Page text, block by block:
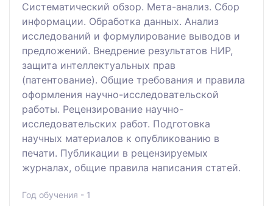
Систематический обзор. Мета-анализ. Сбор
информации. Обработка данных. Анализ
исследований и формулирование выводов и
предложений. Внедрение результатов НИР,
защита интеллектуальных прав
(патентование). Общие требования и правила
оформления научно-исследовательской
работы. Рецензирование научно-
исследовательских работ. Подготовка
научных материалов к опубликованию в
печати. Публикации в рецензируемых
журналах, общие правила написания статей.
Год обучения - 1